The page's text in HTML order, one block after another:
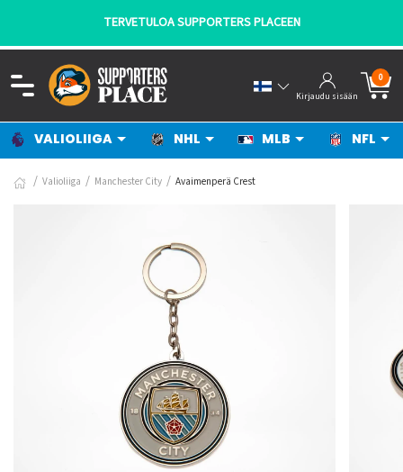
TERVETULOA SUPPORTERS PLACEEN
Kirjaudu sisään
0
VALIOLIIGA NHL MLB NFL
Valioliiga Manchester City Avaimenperä Crest